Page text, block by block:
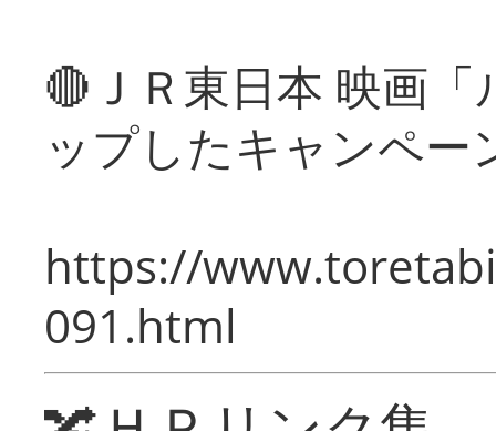
🔴ＪＲ東日本 映画
ップしたキャンペー
https://
091.html